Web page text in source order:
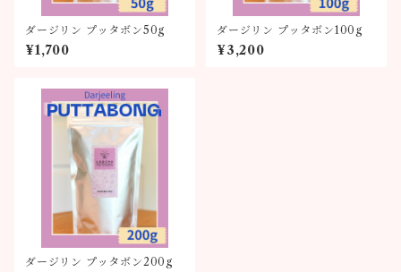
ダージリン プッタボン50g
¥1,700
ダージリン プッタボン100g
¥3,200
ダージリン プッタボン200g